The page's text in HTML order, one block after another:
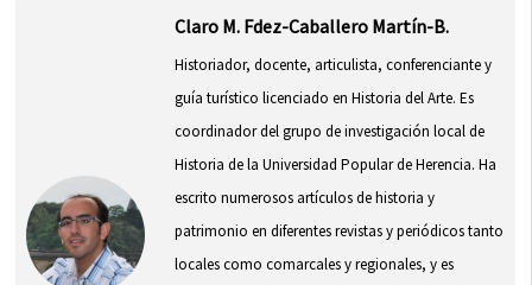
Claro M. Fdez-Caballero Martín-B.
Historiador, docente, articulista, conferenciante y
guía turístico licenciado en Historia del Arte. Es
coordinador del grupo de investigación local de
Historia de la Universidad Popular de Herencia. Ha
escrito numerosos artículos de historia y
patrimonio en diferentes revistas y periódicos tanto
locales como comarcales y regionales, y es